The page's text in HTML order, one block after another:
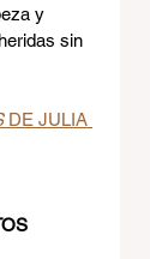
y
sin
DE JULIA